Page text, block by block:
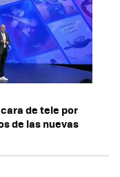
de tele por
de las nuevas